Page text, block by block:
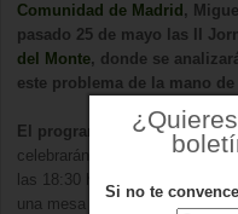
Comunidad de Madrid ,
pasado 25 de mayo las II
del Monte, donde se
este problema de la mano
El programa de estas
celebrarán de lunes a jueves
las 18:30 horas. El primero de
una mesa redonda sobre el
Si no te